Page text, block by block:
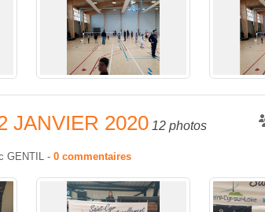
JANVIER 2020 12 photos
GENTIL - 0 commentaires